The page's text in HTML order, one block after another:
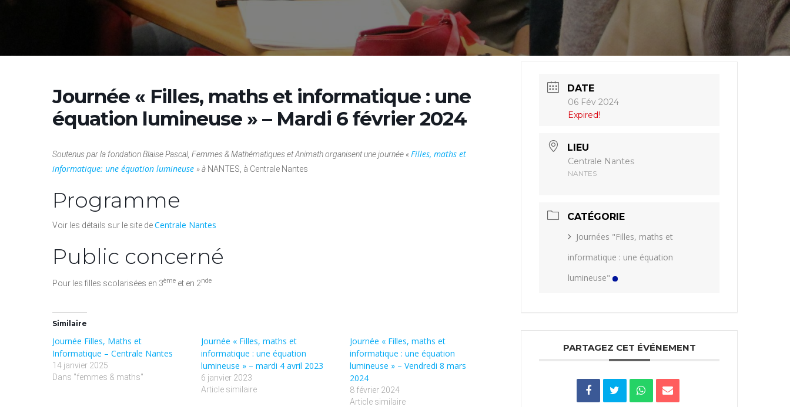
Journée « Filles, maths et informatique : une
équation lumineuse » – Mardi 6 février 2024
Soutenus par la fondation Blaise Pascal, Femmes & Mathématiques et Animathorganisent une journée «Filles, maths et
informatique: une équation lumineuse » à NANTES, à Centrale Nantes
Programme
Voir les détails sur le site deCentrale Nantes
Public concerné
Pour les filles scolarisées en 3ème et en 2nde
Similaire
Journée Filles, Maths et
Informatique – Centrale Nantes
14 janvier 2025
Dans "femmes & maths"
Journée « Filles, maths et
informatique : une équation
lumineuse » – mardi 4 avril 2023
6 janvier 2023
Article similaire
Journée « Filles, maths et
informatique : une équation
lumineuse » – Vendredi 8 mars
2024
8 février 2024
Article similaire
DATE
06 Fév 2024
Expired!
LIEU
Centrale Nantes
NANTES
CATÉGORIE
Journées "Filles, maths et
informatique : une équation
lumineuse"
PARTAGEZ CET ÉVÉNEMENT